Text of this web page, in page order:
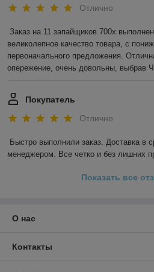
Отлично
Заказ на 11 запайщиков 700х
великолепное качество товара, с
первоначального предложения.
опережение, очень довольны, выбрав
Покупатель
Отлично
Быстро выполнили заказ. Доставка в
менеджером. Все четко и без лишних
Показать все
О нас
Контакты